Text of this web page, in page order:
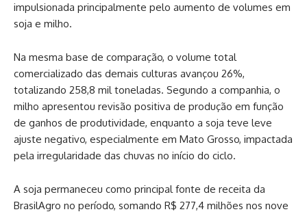
impulsionada principalmente pelo aumento de volumes em
soja e milho.
Na mesma base de comparação, o volume total
comercializado das demais culturas avançou 26%,
totalizando 258,8 mil toneladas. Segundo a companhia, o
milho apresentou revisão positiva de produção em função
de ganhos de produtividade, enquanto a soja teve leve
ajuste negativo, especialmente em Mato Grosso, impactada
pela irregularidade das chuvas no início do ciclo.
A soja permaneceu como principal fonte de receita da
BrasilAgro no período, somando R$ 277,4 milhões nos nove